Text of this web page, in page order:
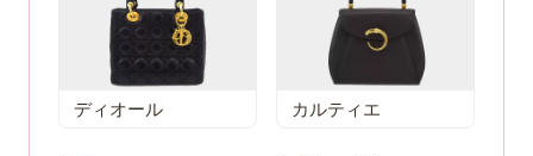
ディオール カルティエ